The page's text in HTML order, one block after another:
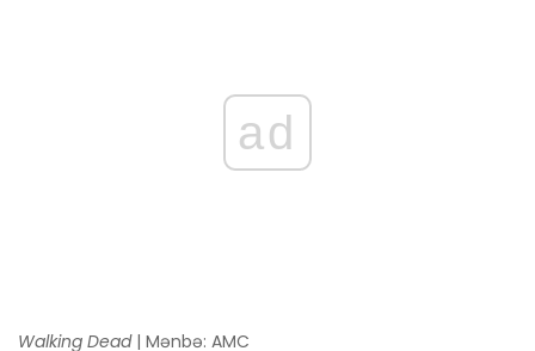
ad
Walking Dead| Mənbə: AMC